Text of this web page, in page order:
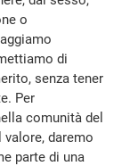
o
di
senza tener
Per
comunità del
valore, daremo
parte di una